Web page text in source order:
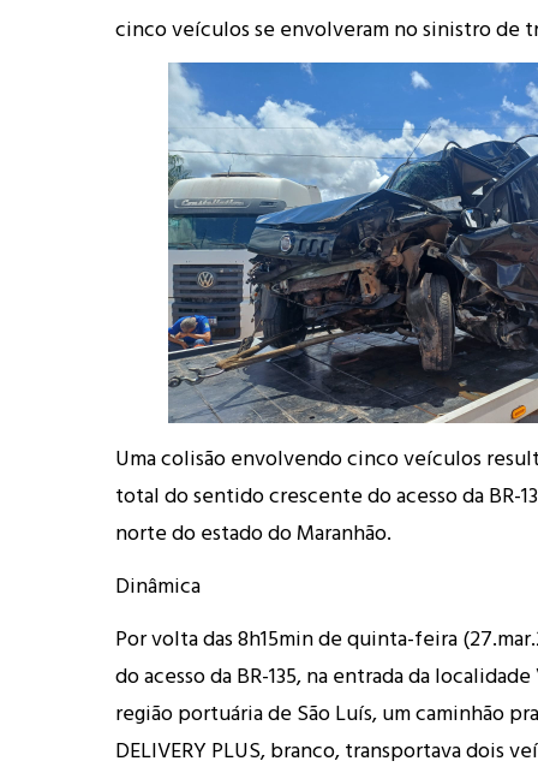
cinco veículos se envolveram no sinistro de
Uma colisão envolvendo cinco veículos
total do sentido crescente do acesso da BR-
norte do estado do Maranhão.
Dinâmica
Por volta das 8h15min de quinta-feira
do acesso da BR-135, na entrada da
região portuária de São Luís, um caminhão
DELIVERY PLUS, branco, transportava dois